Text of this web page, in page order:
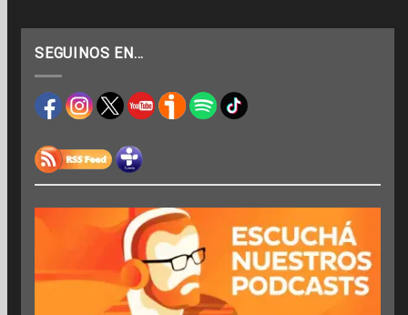
SEGUINOS EN…